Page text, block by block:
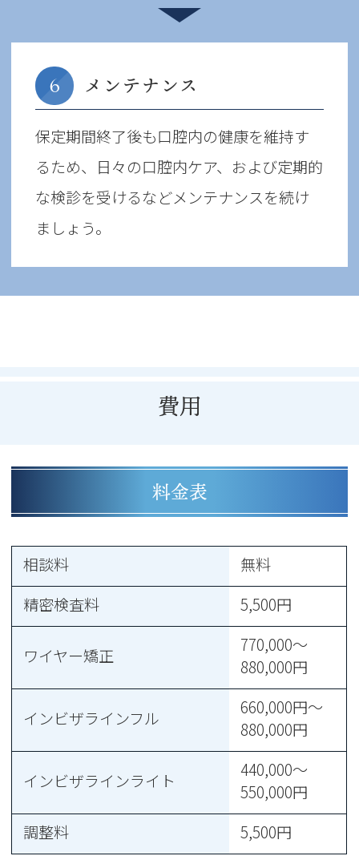
6 メンテナンス
保定期間終了後も口腔内の健康を維持す
るため、日々の口腔内ケア、および定期的
な検診を受けるなどメンテナンスを続け
ましょう。
費用
料金表
相談料
無料
精密検査料
5,500円
ワイヤー矯正
770,000～
880,000円
インビザラインフル
660,000円～
880,000円
インビザラインライト
440,000～
550,000円
調整料
5,500円